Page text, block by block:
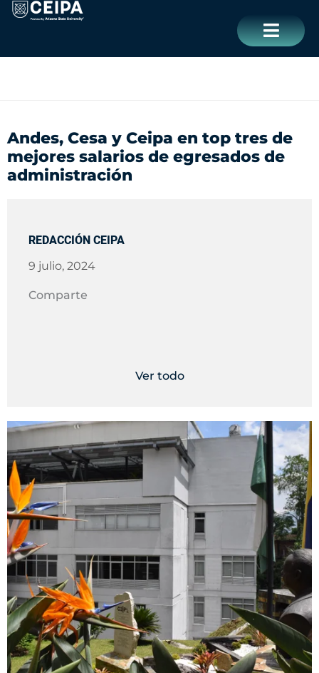
contenido
Andes, Cesa y Ceipa en top tres de
mejores salarios de egresados de
administración
REDACCIÓN CEIPA
9 julio, 2024
Comparte
Ver todo